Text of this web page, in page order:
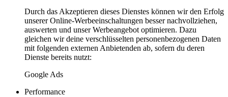
Durch das Akzeptieren dieses Dienstes können wir den Erfolg
unserer Online-Werbeeinschaltungen besser nachvollziehen,
auswerten und unser Werbeangebot optimieren. Dazu
gleichen wir deine verschlüsselten personenbezogenen Daten
mit folgenden externen Anbietenden ab, sofern du deren
Dienste bereits nutzt:
Google Ads
Performance